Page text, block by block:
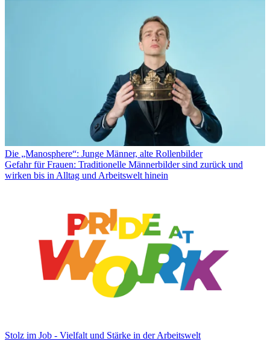
Die „Manosphere“: Junge Männer, alte Rollenbilder
Gefahr für Frauen: Traditionelle Männerbilder sind zurück und
wirken bis in Alltag und Arbeitswelt hinein
Stolz im Job - Vielfalt und Stärke in der Arbeitswelt